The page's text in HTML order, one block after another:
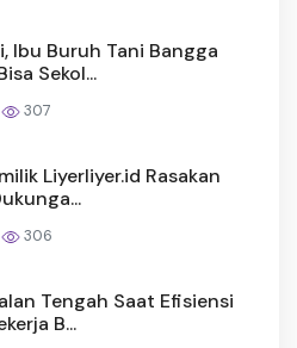
Ibu Buruh Tani Bangga
Sekol...
307
Liyerliyer.id Rasakan
306
Tengah Saat Efisiensi
B...